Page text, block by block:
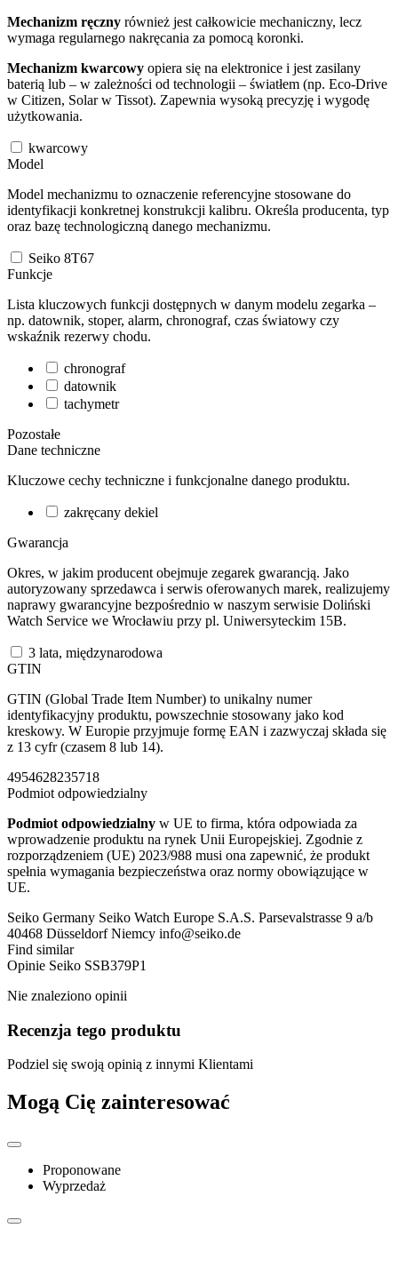
Mechanizm ręczny również jest całkowicie mechaniczny, lecz
wymaga regularnego nakręcania za pomocą koronki.
Mechanizm kwarcowy opiera się na elektronice i jest zasilany
baterią lub – w zależności od technologii – światłem (np. Eco-Drive
w Citizen, Solar w Tissot). Zapewnia wysoką precyzję i wygodę
użytkowania.
kwarcowy
Model
Model mechanizmu to oznaczenie referencyjne stosowane do
identyfikacji konkretnej konstrukcji kalibru. Określa producenta, typ
oraz bazę technologiczną danego mechanizmu.
Seiko 8T67
Funkcje
Lista kluczowych funkcji dostępnych w danym modelu zegarka –
np. datownik, stoper, alarm, chronograf, czas światowy czy
wskaźnik rezerwy chodu.
chronograf
datownik
tachymetr
Pozostałe
Dane techniczne
Kluczowe cechy techniczne i funkcjonalne danego produktu.
zakręcany dekiel
Gwarancja
Okres, w jakim producent obejmuje zegarek gwarancją. Jako
autoryzowany sprzedawca i serwis oferowanych marek, realizujemy
naprawy gwarancyjne bezpośrednio w naszym serwisie Doliński
Watch Service we Wrocławiu przy pl. Uniwersyteckim 15B.
3 lata, międzynarodowa
GTIN
GTIN (Global Trade Item Number) to unikalny numer
identyfikacyjny produktu, powszechnie stosowany jako kod
kreskowy. W Europie przyjmuje formę EAN i zazwyczaj składa się
z 13 cyfr (czasem 8 lub 14).
4954628235718
Podmiot odpowiedzialny
Podmiot odpowiedzialny w UE to firma, która odpowiada za
wprowadzenie produktu na rynek Unii Europejskiej. Zgodnie z
rozporządzeniem (UE) 2023/988 musi ona zapewnić, że produkt
spełnia wymagania bezpieczeństwa oraz normy obowiązujące w
UE.
Seiko Germany Seiko Watch Europe S.A.S. Parsevalstrasse 9 a/b
40468 Düsseldorf Niemcy info@seiko.de
Find similar
Opinie Seiko SSB379P1
Nie znaleziono opinii
Recenzja tego produktu
Podziel się swoją opinią z innymi Klientami
Mogą Cię zainteresować
Proponowane
Wyprzedaż